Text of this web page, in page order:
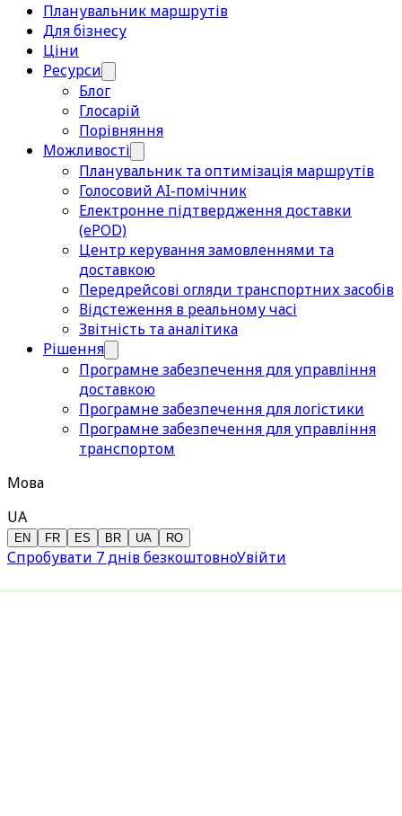
Планувальник маршрутів
Для бізнесу
Ціни
Ресурси
Блог
Глосарій
Порівняння
Можливості
Планувальник та оптимізація маршрутів
Голосовий AI-помічник
Електронне підтвердження доставки
(ePOD)
Центр керування замовленнями та
доставкою
Передрейсові огляди транспортних засобів
Відстеження в реальному часі
Звітність та аналітика
Рішення
Програмне забезпечення для управління
доставкою
Програмне забезпечення для логістики
Програмне забезпечення для управління
транспортом
Мова
UA
EN FR ES BR UA RO
Спробувати 7 днів безкоштовноУвійти